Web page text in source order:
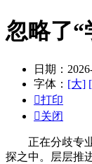
忽略了“
日期：
字体： [大]
打印
关闭
正在分歧专业
探之中。层层推